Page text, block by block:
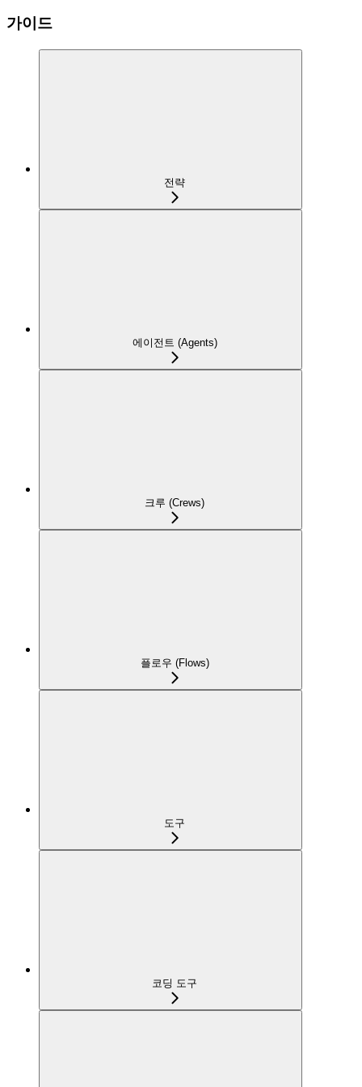
가이드
전략
에이전트 (Agents)
크루 (Crews)
플로우 (Flows)
도구
코딩 도구